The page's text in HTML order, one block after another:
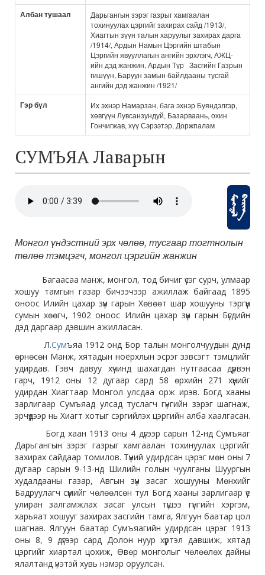
Албан тушаал
Дарьгангын зэрэг газрыг хамгаалан
тохинуулах цэргийг захирах сайд /1913/,
Хиагтын зүүн талын харуулыг захирах дарга
/1914/, Ардын Намын Цэргийн штабын
Цэргийн явууллагын ангийн эрхлэгч, АЖЦ-
ийн дэд жанжин, Ардын Түр Засгийн Газрын
гишүүн, Баруун замын байлдааны тусгай
ангийн дэд жанжин /1921/
Гэр бүл
Их эхнэр Намарзан, бага эхнэр Буяндэлгэр,
хөвгүүн Лувсанзундуй, Базарваань, охин
Гончигжав, хүү Сэрээтэр, Доржпалам
СУМЪЯА Лаварын
Монгол үндэстний эрх чөлөө, тусгаар тогтнолын
төлөө тэмцэгч, монгол цэргийн жанжин
Багаасаа манж, монгол, тод бичиг үсэг сурч, улмаар
хошуу тамгын газар бичээчээр ажиллаж байгаад 1895
оноос Илийн цахар зүүн гарын Хөвөөт шар хошууны тэргүүн
сумын хөөгч, 1902 оноос Илийн цахар зүүн гарын Бүгдийн
дэд даргаар дэвшин ажилласан.
Л.Сумъяа 1912 онд Бор талын монголчуудын дунд
өрнөсөн Манж, хятадын ноёрхлын эсрэг зэвсэгт тэмцлийг
удирдав. Гэвч давуу хүчинд шахагдан нутгаасаа дүрвэн
гарч, 1912 оны 12 дугаар сард 58 өрхийн 271 хүнийг
удирдан Хиагтаар Монгол улсдаа орж ирэв. Богд хааны
зарлигаар Сумъяад улсад туслагч гүнгийн зэрэг шагнаж,
эрчүүдээр нь Хиагт хотыг сэргийлэх цэргийн алба хаалгасан.
Богд хаан 1913 оны 4 дүгээр сарын 12-нд Сумъяаг
Дарьгангын зэрэг газрыг хамгаалан тохинуулах цэргийг
захирах сайдаар томилов. Түүний удирдсан цэрэг мөн оны 7
дугаар сарын 9-13-нд Шилийн голын чуулганы Шуургын
худалдааны газар, Авгын зүүн засаг хошууны Мөнхийг
Бадруулагч сүмийг чөлөөлсөн тул Богд хааны зарлигаар үе
улиран залгамжлах засаг улсын түшээ гүнгийн хэргэм,
харьяат хошууг захирах засгийн тамга, Ялгуун баатар цол
шагнав. Ялгуун баатар Сумъяагийн удирдсан цэрэг 1913
оны 8, 9 дүгээр сард Долон нуур хүртэл давшиж, хятад
цэргийг хиартал цохиж, Өвөр монголыг чөлөөлөх дайны
ялалтанд үнэтэй хувь нэмэр оруулсан.